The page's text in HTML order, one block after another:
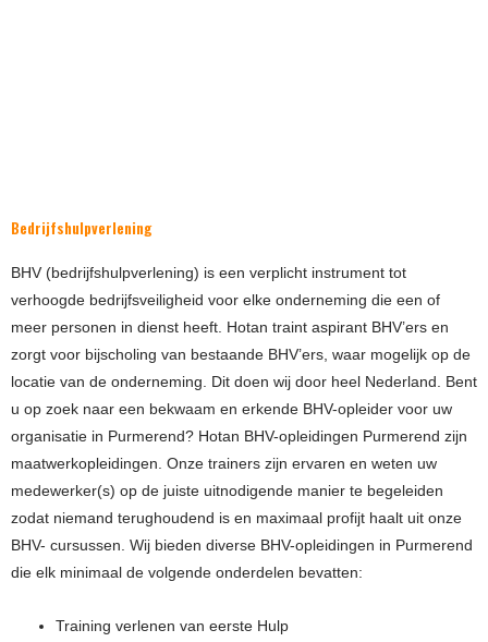
Bedrijfshulpverlening
BHV (bedrijfshulpverlening) is een verplicht instrument tot
verhoogde bedrijfsveiligheid voor elke onderneming die een of
meer personen in dienst heeft. Hotan traint aspirant BHV’ers en
zorgt voor bijscholing van bestaande BHV’ers, waar mogelijk op de
locatie van de onderneming. Dit doen wij door heel Nederland. Bent
u op zoek naar een bekwaam en erkende BHV-opleider voor uw
organisatie in Purmerend? Hotan BHV-opleidingen Purmerend zijn
maatwerkopleidingen. Onze trainers zijn ervaren en weten uw
medewerker(s) op de juiste uitnodigende manier te begeleiden
zodat niemand terughoudend is en maximaal profijt haalt uit onze
BHV- cursussen. Wij bieden diverse BHV-opleidingen in Purmerend
die elk minimaal de volgende onderdelen bevatten:
Training verlenen van eerste Hulp